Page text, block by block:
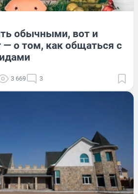
обычными, вот и
— о том, как общаться с
3 669 3